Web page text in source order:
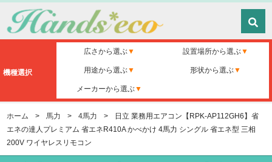
機種選択
広さから選ぶ 設置場所から選ぶ
用途から選ぶ 形状から選ぶ
メーカーから選ぶ
ホーム > 馬力 > 4馬力 >
日立 業務用エアコン【RPK-AP112GH6】省
エネの達人プレミアム 省エネR410A かべかけ 4馬力 シングル 省エネ型 三相
200V ワイヤレスリモコン